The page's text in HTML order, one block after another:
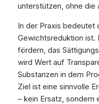
unterstützen, ohne die
In der Praxis bedeutet
Gewichtsreduktion ist.
fördern, das
wird Wert auf
Substanzen in dem
Ziel ist eine sinnvolle
– kein Ersatz, sondern